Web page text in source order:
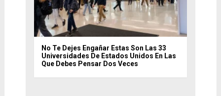
No Te Dejes Engañar Estas Son Las 33
Universidades De Estados Unidos En Las
Que Debes Pensar Dos Veces